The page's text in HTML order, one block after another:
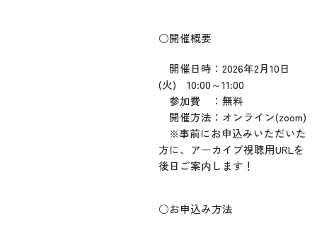
○開催概要
開催日時：2026年2月10日
(火) 10:00～11:00
参加費 ：無料
開催方法：オンライン(zoom)
※事前にお申込みいただいた
方に、アーカイブ視聴用URLを
後日ご案内します！
○お申込み方法